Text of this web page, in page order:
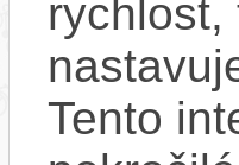
rychlost,
Tento